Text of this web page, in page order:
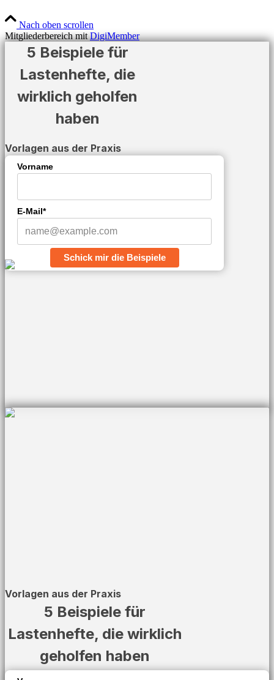
Nach oben scrollen
Mitgliederbereich mitDigiMember
5 Beispiele für
Lastenhefte, die
wirklich geholfen
haben
Vorlagen aus der Praxis
Vorname
E-Mail*
Schick mir die Beispiele
Vorlagen aus der Praxis
5 Beispiele für
Lastenhefte, die wirklich
geholfen haben